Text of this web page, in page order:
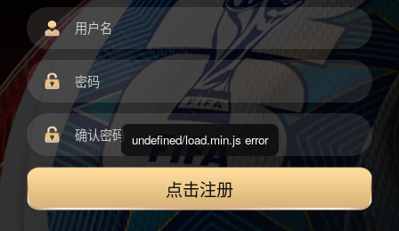
点击注册
undefined/load.min.js error